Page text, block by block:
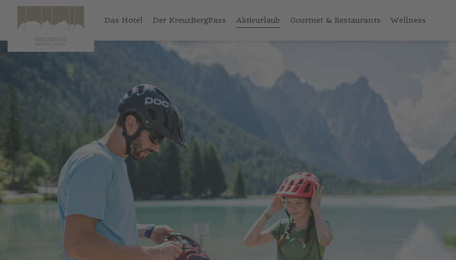
Das Hotel Der KreuzBergPass Aktivurlaub Gourmet & Restaurants Wellness